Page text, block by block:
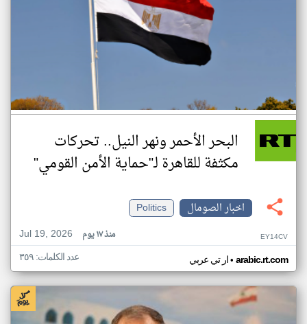
البحر الأحمر ونهر النيل.. تحركات
مكثفة للقاهرة لـ"حماية الأمن القومي"
اخبار الصومال
Politics
Jul 19, 2026
منذ ١٧ يوم EY14CV
ار تي عربي• arabic.rt.com عدد الكلمات: ٣٥٩